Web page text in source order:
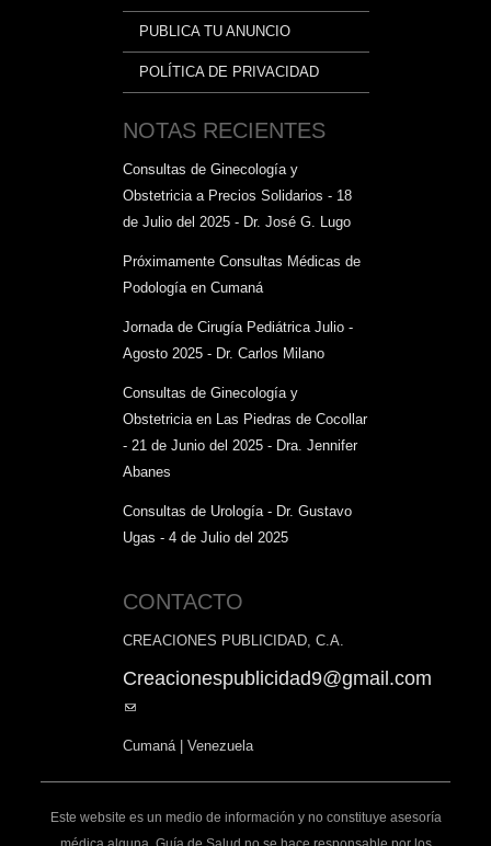
PUBLICA TU ANUNCIO
POLÍTICA DE PRIVACIDAD
NOTAS RECIENTES
Consultas de Ginecología y
Obstetricia a Precios Solidarios - 18
de Julio del 2025 - Dr. José G. Lugo
Próximamente Consultas Médicas de
Podología en Cumaná
Jornada de Cirugía Pediátrica Julio -
Agosto 2025 - Dr. Carlos Milano
Consultas de Ginecología y
Obstetricia en Las Piedras de Cocollar
- 21 de Junio del 2025 - Dra. Jennifer
Abanes
Consultas de Urología - Dr. Gustavo
Ugas - 4 de Julio del 2025
CONTACTO
CREACIONES PUBLICIDAD, C.A.
Creacionespublicidad9@gmail.com
(link
mail)
Cumaná | Venezuela
Este website es un medio de información y no constituye asesoría